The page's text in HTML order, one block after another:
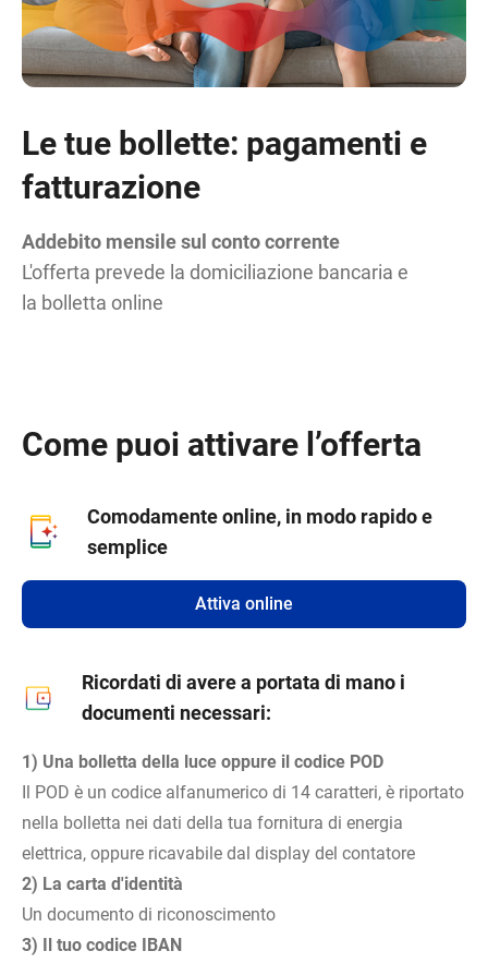
Le tue bollette: pagamenti e
fatturazione
Addebito mensile sul conto corrente
L'offerta prevede la domiciliazione bancaria e
la bolletta online
Come puoi attivare l’offerta
Comodamente online, in modo rapido e
semplice
Attiva online
Ricordati di avere a portata di mano i
documenti necessari:
1) Una bolletta della luce oppure il codice POD
Il POD è un codice alfanumerico di 14 caratteri, è riportato
nella bolletta nei dati della tua fornitura di energia
elettrica, oppure ricavabile dal display del contatore
2) La carta d'identità
Un documento di riconoscimento
3) Il tuo codice IBAN